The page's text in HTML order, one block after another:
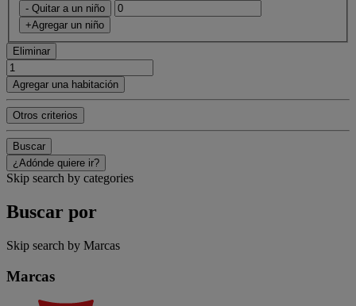
- Quitar a un niño
+Agregar un niño
Eliminar
Agregar una habitación
Otros criterios
Buscar
¿Adónde quiere ir?
Skip search by categories
Buscar por
Skip search by Marcas
Marcas